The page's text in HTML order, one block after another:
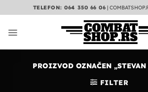
na
TELEFON: 064 350 66 06 |
PROIZVOD OZNAČEN
FILTER